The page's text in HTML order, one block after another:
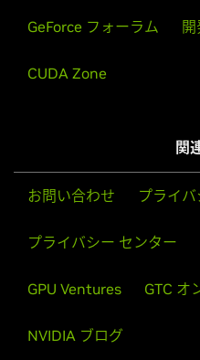
GeForce フォーラム
CUDA Zone
関
お問い合わせ プライ
プライバシー センター
GPU Ventures GTC オ
NVIDIA ブログ